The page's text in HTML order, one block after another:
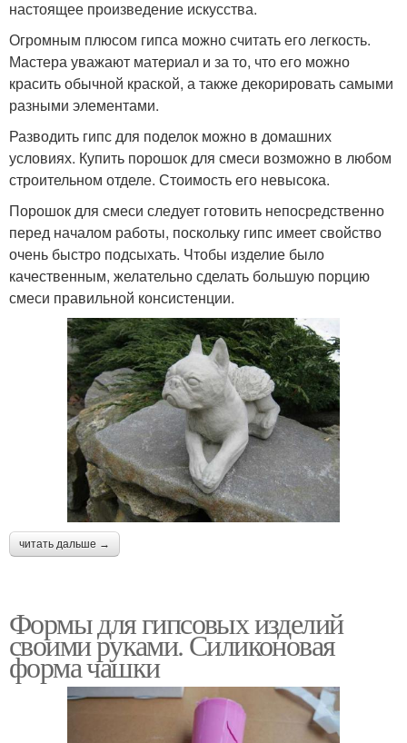
настоящее произведение искусства.
Огромным плюсом гипса можно считать его легкость.
Мастера уважают материал и за то, что его можно
красить обычной краской, а также декорировать самыми
разными элементами.
Разводить гипс для поделок можно в домашних
условиях. Купить порошок для смеси возможно в любом
строительном отделе. Стоимость его невысока.
Порошок для смеси следует готовить непосредственно
перед началом работы, поскольку гипс имеет свойство
очень быстро подсыхать. Чтобы изделие было
качественным, желательно сделать большую порцию
смеси правильной консистенции.
читать дальше →
Формы для гипсовых изделий
своими руками. Силиконовая
форма чашки